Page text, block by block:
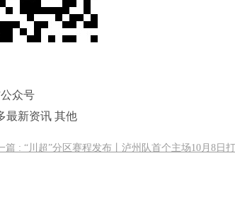
众号
最新资讯 其他
篇 : “川超”分区赛程发布丨泸州队首个主场10月8日